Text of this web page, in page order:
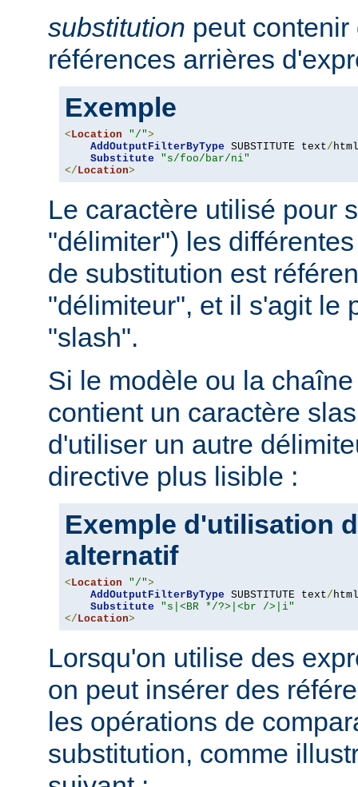
substitution peut
références arrières
Exemple
< Location "/">
AddOutputFilterByType SUBSTITUTE text/ html
Substitute
"s/foo/bar/ni"
</ Location>
Le caractère utilisé pour
"délimiter") les
de substitution est
"délimiteur", et il s'agit le
"slash".
Si le modèle ou la
contient un caractère
d'utiliser un autre
directive plus lisible :
Exemple d'utilisation
alternatif
< Location "/">
AddOutputFilterByType SUBSTITUTE text/ html
Substitute
"s|<BR */?>|<br />|i"
</ Location>
Lorsqu'on utilise des
on peut insérer des
les opérations de
substitution, comme